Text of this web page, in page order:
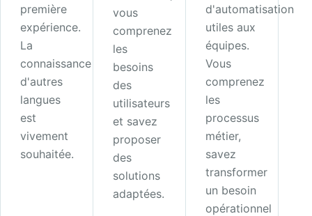
première
expérience.
La
connaissance
d'autres
langues
est
vivement
souhaitée.
vous
comprenez
les
besoins
des
utilisateurs
et savez
proposer
des
solutions
adaptées.
d'automatisation
utiles aux
équipes.
Vous
comprenez
les
processus
métier,
savez
transformer
un besoin
opérationnel